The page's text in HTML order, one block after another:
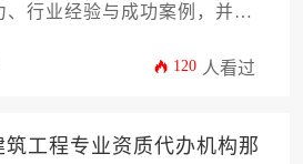
、行业经验与成功案例，并通
120 人看过
筑工程专业资质代办机构那